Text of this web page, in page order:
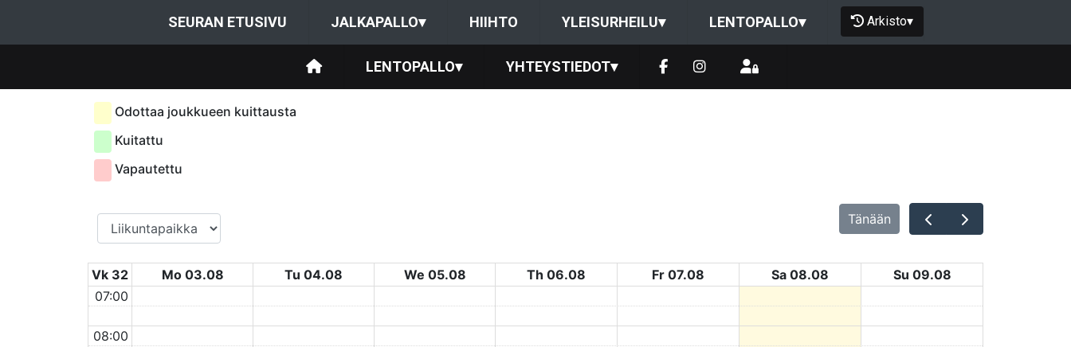
SEURAN ETUSIVU JALKAPALLO▾ HIIHTO YLEISURHEILU▾ LENTOPALLO▾ Arkisto▾
LENTOPALLO▾ YHTEYSTIEDOT▾